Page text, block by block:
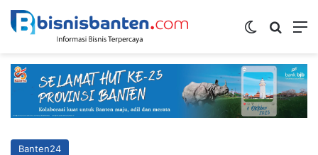
Switch skin
Banten24